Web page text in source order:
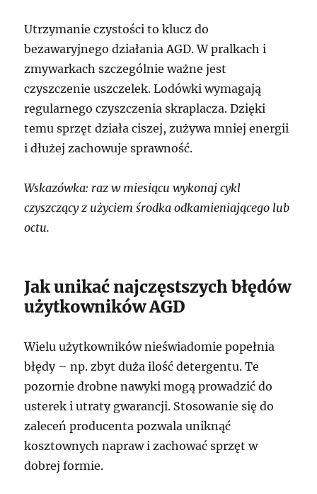
Utrzymanie czystości to klucz do
bezawaryjnego działania AGD. W pralkach i
zmywarkach szczególnie ważne jest
czyszczenie uszczelek. Lodówki wymagają
regularnego czyszczenia skraplacza. Dzięki
temu sprzęt działa ciszej, zużywa mniej energii
i dłużej zachowuje sprawność.
Wskazówka: raz w miesiącu wykonaj cykl
czyszczący z użyciem środka odkamieniającego lub
octu.
Jak unikać najczęstszych błędów
użytkowników AGD
Wielu użytkowników nieświadomie popełnia
błędy – np. zbyt duża ilość detergentu. Te
pozornie drobne nawyki mogą prowadzić do
usterek i utraty gwarancji. Stosowanie się do
zaleceń producenta pozwala uniknąć
kosztownych napraw i zachować sprzęt w
dobrej formie.